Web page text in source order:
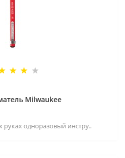
Milwaukee
одноразовый инстру..